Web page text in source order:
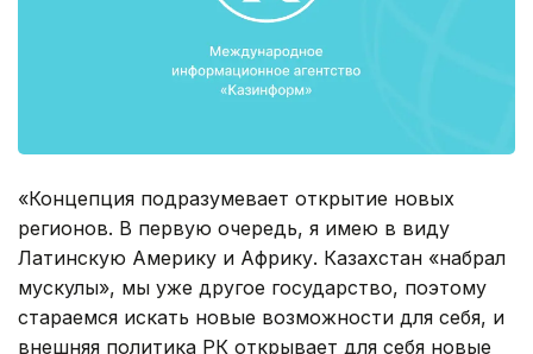
«Концепция подразумевает открытие новых
регионов. В первую очередь, я имею в виду
Латинскую Америку и Африку. Казахстан «набрал
мускулы», мы уже другое государство, поэтому
стараемся искать новые возможности для себя, и
внешняя политика РК открывает для себя новые